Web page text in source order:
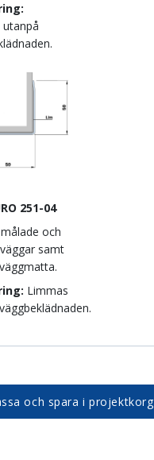
utanpå
251-04
och
samt
Limmas
och spara i projektkorg